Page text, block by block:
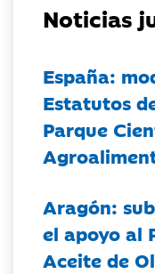
Noticias
España:
Estatutos
Parque
Aragón:
el apoyo al
Aceite de